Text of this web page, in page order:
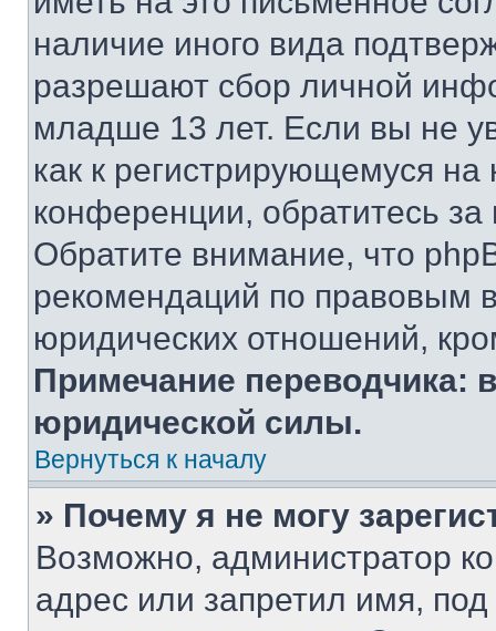
наличие иного вида
разрешают сбор личной
младше 13 лет. Если вы не
как к регистрирующемуся
конференции, обратитесь
Обратите внимание, что
рекомендаций по правовым
юридических отношений,
Примечание переводчика:
юридической силы.
Вернуться к началу
» Почему я не могу
Возможно, администратор
адрес или запретил имя,